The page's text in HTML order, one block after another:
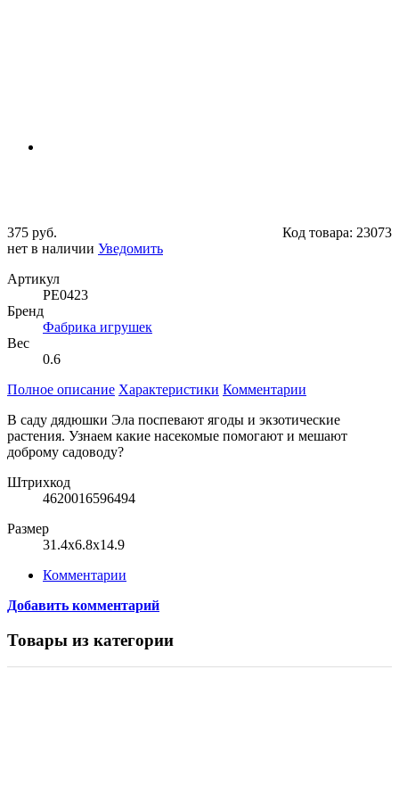
375 руб. Код товара: 23073
нет в наличии Уведомить
Артикул
PE0423
Бренд
Фабрика игрушек
Вес
0.6
Полное описание Характеристики Комментарии
В саду дядюшки Эла поспевают ягоды и экзотические
растения. Узнаем какие насекомые помогают и мешают
доброму садоводу?
Штрихкод
4620016596494
Размер
31.4x6.8x14.9
Комментарии
Добавить комментарий
Товары из категории